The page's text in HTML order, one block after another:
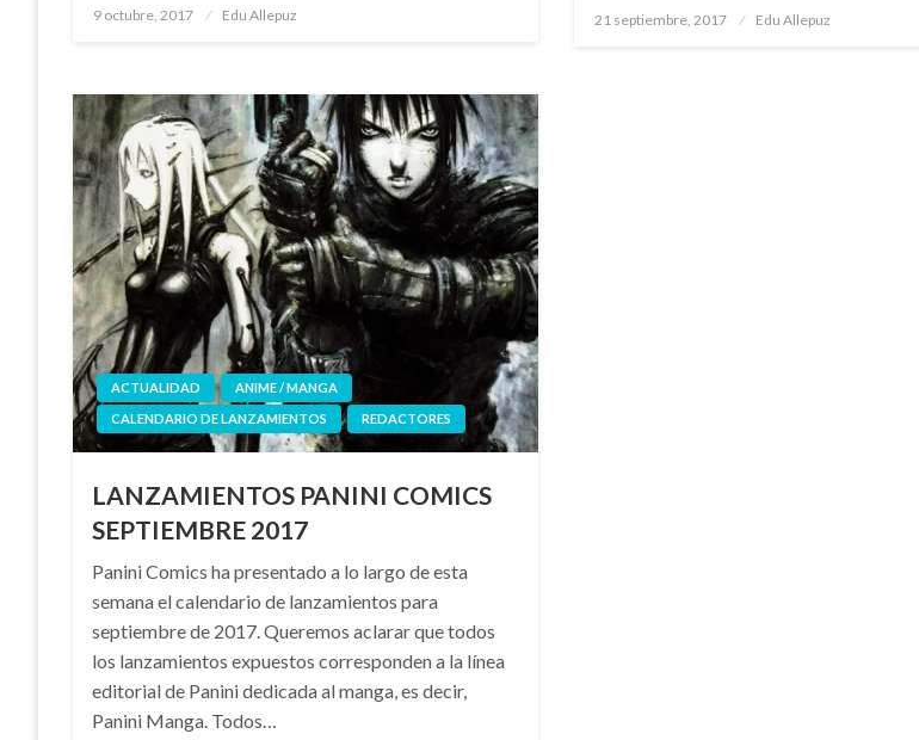
Publicado
9 octubre, 2017 Edu Allepuz
Publicado
21 septiembre, 2017 Edu Allepuz
ACTUALIDAD
ANIME / MANGA
CALENDARIO DE LANZAMIENTOS
REDACTORES
LANZAMIENTOS PANINI COMICS
SEPTIEMBRE 2017
Panini Comics ha presentado a lo largo de esta
semana el calendario de lanzamientos para
septiembre de 2017. Queremos aclarar que todos
los lanzamientos expuestos corresponden a la línea
editorial de Panini dedicada al manga, es decir,
Panini Manga. Todos…